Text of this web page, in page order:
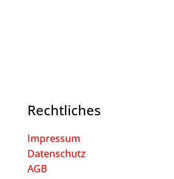
Rechtliches
Impressum
Datenschutz
AGB